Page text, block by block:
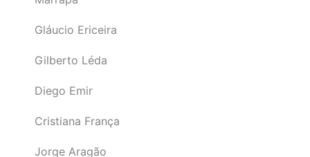
Gláucio Ericeira
Gilberto Léda
Diego Emir
Cristiana França
Jorge Aragão